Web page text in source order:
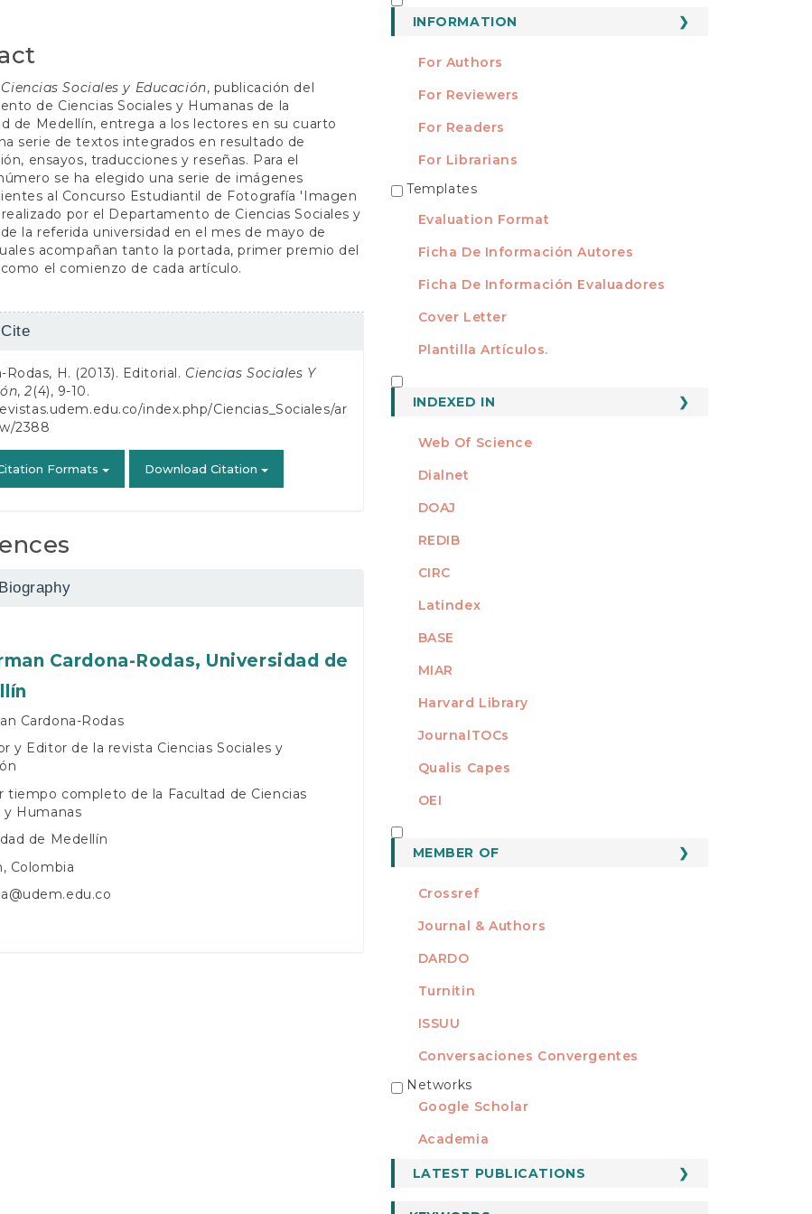
Ciencias Sociales y Educación, publicación del
de Ciencias Sociales y Humanas de la
de Medellín, entrega a los lectores en su cuarto
serie de textos integrados en resultado de
ensayos, traducciones y reseñas. Para el
se ha elegido una serie de imágenes
al Concurso Estudiantil de Fotografía 'Imagen
por el Departamento de Ciencias Sociales y
la referida universidad en el mes de mayo de
acompañan tanto la portada, primer premio del
el comienzo de cada artículo.
Rodas, H. (2013). Editorial. Ciencias Sociales Y
,2(4), 9-10.
index.php/Ciencias_Sociales/ar
2388
Formats Download Citation
Cardona-Rodas, Universidad de
Cardona-Rodas
y Editor de la revista Ciencias Sociales y
tiempo completo de la Facultad de Ciencias
y Humanas
de Medellín
Colombia
Submission
INFORMATION
For Authors
For Reviewers
For Readers
For Librarians
TEMPLATES
Templates
Evaluation Format
Ficha De Información Autores
Ficha De Información Evaluadores
Cover Letter
Plantilla Artículos.
INDEXED IN
Web Of Science
Dialnet
DOAJ
REDIB
CIRC
Latindex
BASE
MIAR
Harvard Library
JournalTOCs
Qualis Capes
OEI
MEMBER OF
Crossref
Journal & Authors
DARDO
Turnitin
ISSUU
Conversaciones Convergentes
REDES
Networks
Google Scholar
Academia
LATEST PUBLICATIONS